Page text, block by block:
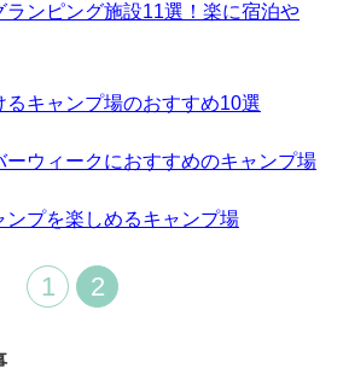
ンピング施設11選！楽に宿泊や
るキャンプ場のおすすめ10選
ウィークにおすすめのキャンプ場
プを楽しめるキャンプ場
1 2